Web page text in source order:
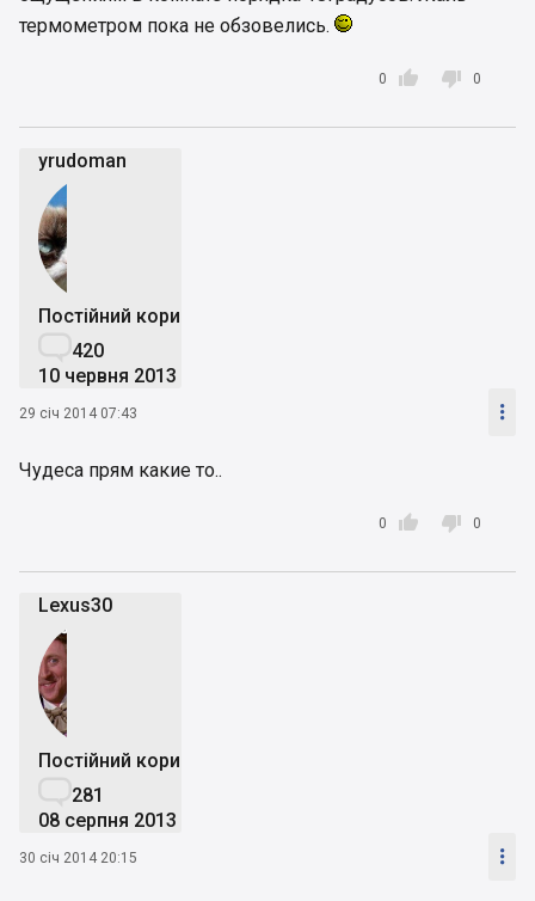
термометром пока не обзовелись.

0  0
yrudoman
Постійний користувач
420
10 червня 2013
29 січ 2014 07:43 
Чудеса прям какие то..

0  0
Lexus30
Постійний користувач
281
08 серпня 2013
30 січ 2014 20:15 